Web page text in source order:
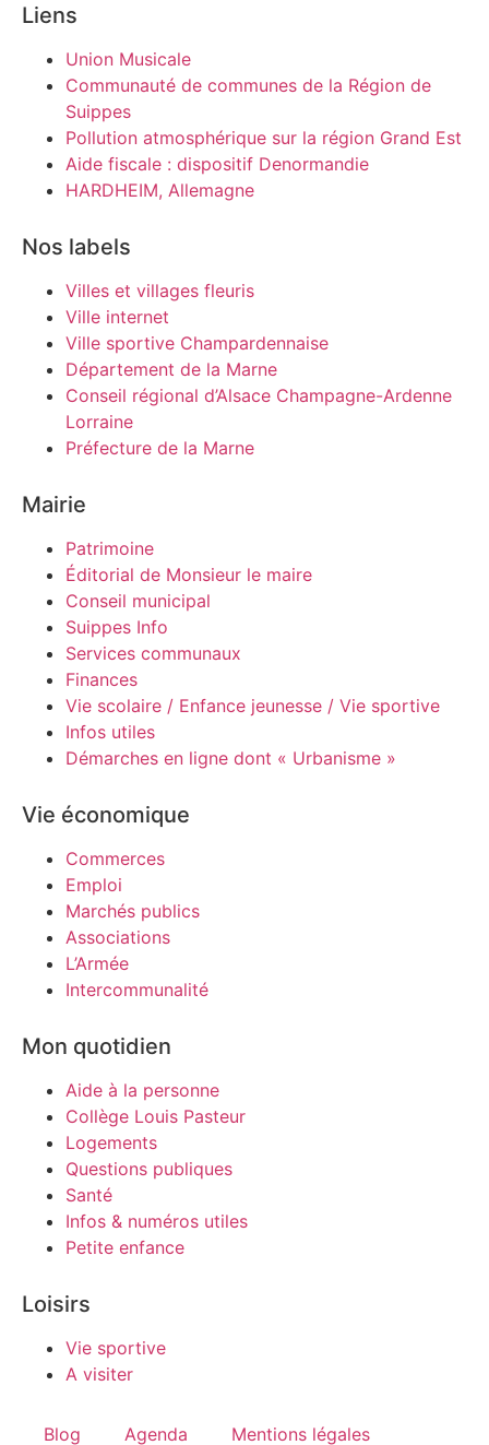
Liens
Union Musicale
Communauté de communes de la Région de
Suippes
Pollution atmosphérique sur la région Grand Est
Aide fiscale : dispositif Denormandie
HARDHEIM, Allemagne
Nos labels
Villes et villages fleuris
Ville internet
Ville sportive Champardennaise
Département de la Marne
Conseil régional d’Alsace Champagne-Ardenne
Lorraine
Préfecture de la Marne
Mairie
Patrimoine
Éditorial de Monsieur le maire
Conseil municipal
Suippes Info
Services communaux
Finances
Vie scolaire / Enfance jeunesse / Vie sportive
Infos utiles
Démarches en ligne dont « Urbanisme »
Vie économique
Commerces
Emploi
Marchés publics
Associations
L’Armée
Intercommunalité
Mon quotidien
Aide à la personne
Collège Louis Pasteur
Logements
Questions publiques
Santé
Infos & numéros utiles
Petite enfance
Loisirs
Vie sportive
A visiter
Blog Agenda Mentions légales